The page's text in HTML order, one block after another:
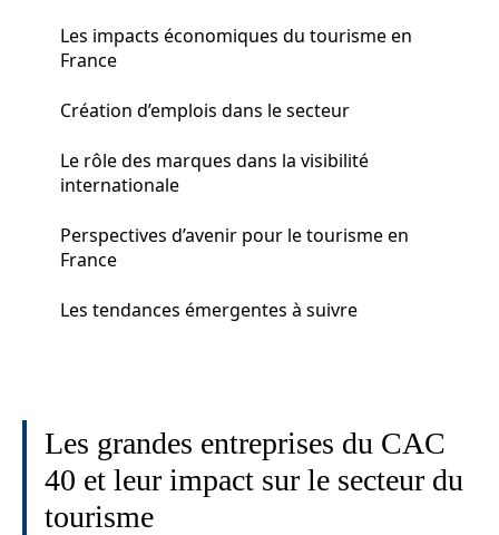
Les impacts économiques du tourisme en
France
Création d’emplois dans le secteur
Le rôle des marques dans la visibilité
internationale
Perspectives d’avenir pour le tourisme en
France
Les tendances émergentes à suivre
Les grandes entreprises du CAC
40 et leur impact sur le secteur du
tourisme